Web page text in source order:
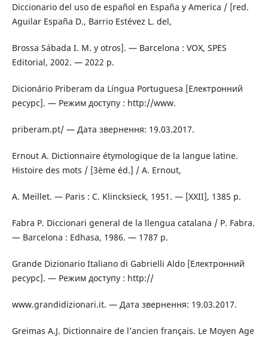
Diccionario del uso de español en España y America / [red.
Aguilar España D., Barrio Estévez L. del,
Brossa Sábada I. M. y otros]. — Barcelona : VOX, SPES
Editorial, 2002. — 2022 p.
Dicionário Priberam da Língua Portuguesa [Електронний
ресурс]. — Режим доступу : http://www.
priberam.pt/ — Дата звернення: 19.03.2017.
Ernout A. Dictionnaire étymologique de la langue latine.
Histoire des mots / [3ème éd.] / А. Ernout,
А. Meillet. — Paris : C. Klincksieck, 1951. — [ХХІІ], 1385 p.
Fabra P. Diccionari general de la llengua catalana / P. Fabra.
— Barcelona : Edhasa, 1986. — 1787 p.
Grande Dizionario Italiano di Gabrielli Aldo [Електронний
ресурс]. — Режим доступу : http://
www.grandidizionari.it. — Дата звернення: 19.03.2017.
Greimas A.J. Dictionnaire de l’ancien français. Le Moyen Age